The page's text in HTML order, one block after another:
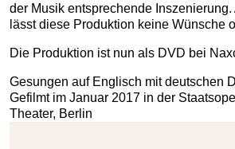
der Musik entsprechende
lässt diese Produktion keine Wünsche
Die Produktion ist nun als DVD bei
Gesungen auf Englisch mit deutschen
Gefilmt im Januar 2017 in der
Theater, Berlin